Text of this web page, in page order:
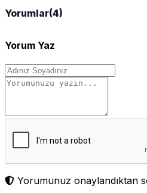
Yorumlar(4)
Yorum Yaz
Yorumunuz onaylandıktan